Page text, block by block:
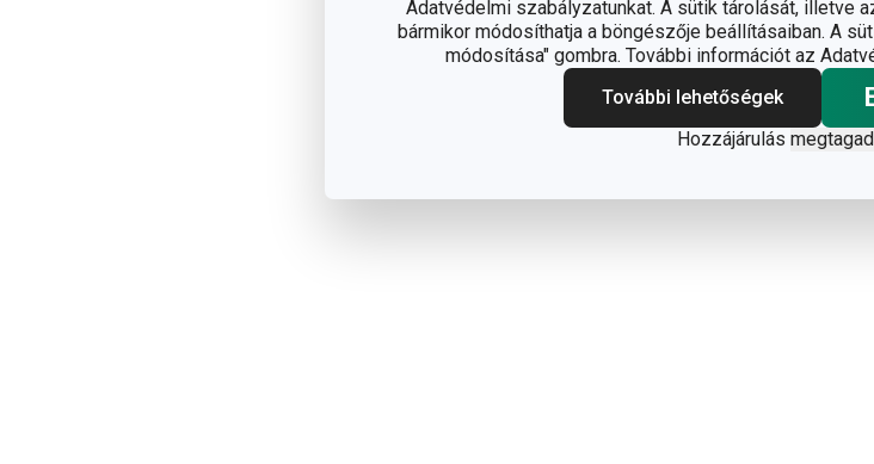
Adatvédelmi szabályzatunkat. A sütik tárolását, illetve
bármikor módosíthatja a böngészője beállításaiban. A
módosítása" gombra. További információt az
További lehetőségek
Hozzájárulás